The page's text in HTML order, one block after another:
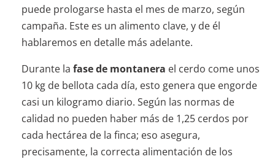
puede prologarse hasta el mes de marzo, según
campaña. Este es un alimento clave, y de él
hablaremos en detalle más adelante.
Durante la fase de montanera el cerdo come unos
10 kg de bellota cada día, esto genera que engorde
casi un kilogramo diario. Según las normas de
calidad no pueden haber más de 1,25 cerdos por
cada hectárea de la finca; eso asegura,
precisamente, la correcta alimentación de los